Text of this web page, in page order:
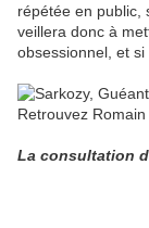
répétée en public,
veillera donc à
obsessionnel, et
Retrouvez
La consultation